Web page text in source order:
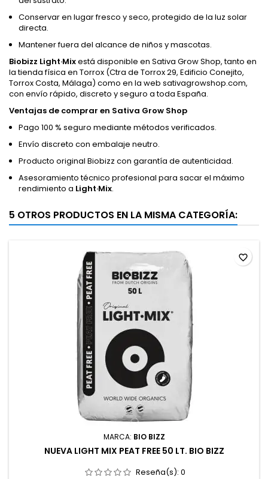
Conservar en lugar fresco y seco, protegido de la luz solar
directa.
Mantener fuera del alcance de niños y mascotas.
Biobizz Light·Mixestá disponible en Sativa Grow Shop, tanto en
la tienda física en Torrox (Ctra de Torrox 29, Edificio Conejito,
Torrox Costa, Málaga) como en la web sativagrowshop.com,
con envío rápido, discreto y seguro a toda España.
Ventajas de comprar en Sativa Grow Shop
Pago 100 % seguro mediante métodos verificados.
Envío discreto con embalaje neutro.
Producto original Biobizz con garantía de autenticidad.
Asesoramiento técnico profesional para sacar el máximo
rendimiento a Light·Mix.
5 OTROS PRODUCTOS EN LA MISMA CATEGORÍA:
MARCA: BIO BIZZ
NUEVA LIGHT MIX PEAT FREE 50 LT. BIO BIZZ
Reseña(s): 0
favorite_border